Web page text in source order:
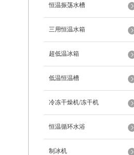
恒温振荡水槽
三用恒温水箱
超低温冰箱
低温恒温槽
冷冻干燥机/冻干机
恒温循环水浴
制冰机